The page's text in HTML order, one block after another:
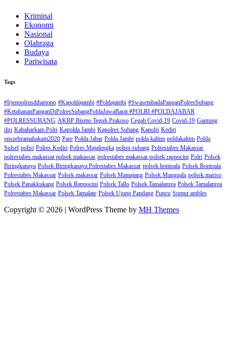
Kriminal
Ekonomi
Nasional
Olahraga
Budaya
Pariwisata
Tags
#Irjenpolrusdihartono #Kapoldajambi #Poldajambi #SwasembadaPanganPolresSubang
#KetahananPanganDiPolresSubangPoldaJawaBarat #POLRI #POLDAJABAR
#POLRESSUBANG AKBP Bismo Teguh Prakoso Cegah Covid-19 Covid-19 Gantung
diri Kabaharkam Polri Kapolda Jambi Kapolres Subang Kapolri Kediri
opszebramahakam2020 Pare Polda Jabar Polda Jambi polda kaltim poldakaltim Polda
Sulsel polisi Polres Kediri Polres Majalengka polres subang Polrestabes Makassar
polrestabes makassar polsek makassar polrestabes makassar polsek rappocini Polri Polsek
Biringkanaya Polsek Biringkanaya Polrestabes Makassar polsek bontoala Polsek Bontoala
Polrestabes Makassar Polsek makassar Polsek Mamajang Polsek Manggala polsek mariso
Polsek Panakkukang Polsek Rappocini Polsek Tallo Polsek Tamalanrea Polsek Tamalanrea
Polrestabes Makassar Polsek Tamalate Polsek Ujung Pandang Puncu Sumur ambles
Copyright © 2026 | WordPress Theme by MH Themes